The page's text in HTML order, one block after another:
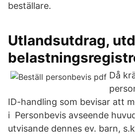
beställare.
Utlandsutdrag,
Då
ID-handling som bevisar att
i Personbevis avseende
utvisande dennes ev. barn,